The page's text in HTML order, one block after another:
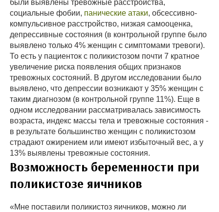
были выявлены тревожные расстройства,
социальные фобии, панические атаки, обсессивно-
компульсивное расстройство, низкая самооценка,
депрессивные состояния (в контрольной группе было
выявлено только 4% женщин с симптомами тревоги).
То есть у пациенток с поликистозом почти 7 кратное
увеличение риска появления общих признаков
тревожных состояний. В другом исследовании было
выявлено, что депрессии возникают у 35% женщин с
таким диагнозом (в контрольной группе 11%). Еще в
одном исследовании рассматривалась зависимость
возраста, индекс массы тела и тревожные состояния -
в результате большинство женщин с поликистозом
страдают ожирением или имеют избыточный вес, а у
13% выявлены тревожные состояния.
Возможность беременности при
поликистозе яичников
«Мне поставили поликистоз яичников, можно ли